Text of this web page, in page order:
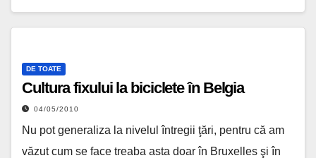
DE TOATE
Cultura fixului la biciclete în Belgia
04/05/2010
Nu pot generaliza la nivelul întregii ţări, pentru că am
văzut cum se face treaba asta doar în Bruxelles şi în